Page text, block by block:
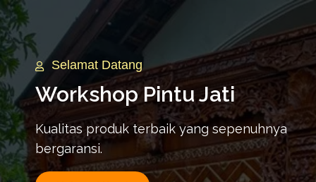
Selamat Datang
Workshop Pintu Jati
Kualitas produk terbaik yang sepenuhnya
bergaransi.